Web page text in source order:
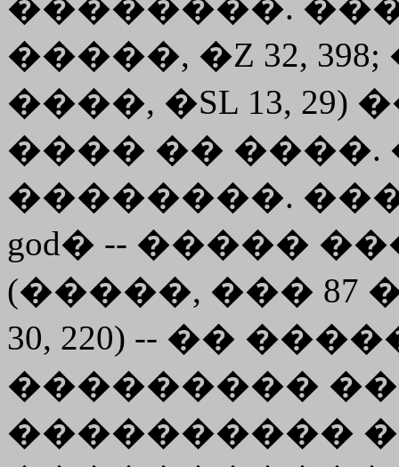
�����, �Z 32,
����, �SL 13,
���� ��
��������.
god� -- �����
(�����, ��� 87
30, 220) -- ��
���������
����������